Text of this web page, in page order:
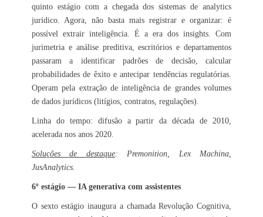
quinto estágio com a chegada dos sistemas de analytics
jurídico. Agora, não basta mais registrar e organizar: é
possível extrair inteligência. É a era dos insights. Com
jurimetria e análise preditiva, escritórios e departamentos
passaram a identificar padrões de decisão, calcular
probabilidades de êxito e antecipar tendências regulatórias.
Operam pela extração de inteligência de grandes volumes
de dados jurídicos (litígios, contratos, regulações).
Linha do tempo: difusão a partir da década de 2010,
acelerada nos anos 2020.
Soluções de destaque: Premonition, Lex Machina,
JusAnalytics.
6º estágio — IA generativa com assistentes
O sexto estágio inaugura a chamada Revolução Cognitiva,